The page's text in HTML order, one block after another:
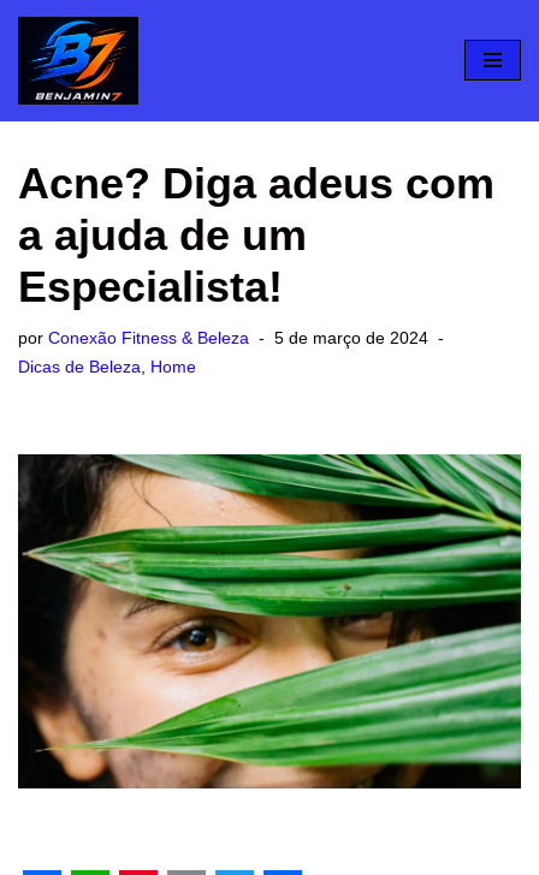
Pular
para
o
Acne? Diga adeus com
a ajuda de um
Especialista!
por Conexão Fitness & Beleza
5 de março de 2024
Dicas de Beleza
Home